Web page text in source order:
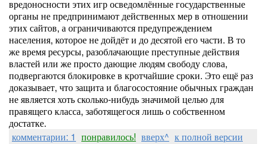
вредоносности этих игр осведомлённые государственные
органы не предпринимают действенных мер в отношении
этих сайтов, а ограничиваются предупреждением
населения, которое не дойдёт и до десятой его части. В то
же время ресурсы, разоблачающие преступные действия
властей или же просто дающие людям свободу слова,
подвергаются блокировке в кротчайшие сроки. Это ещё раз
доказывает, что защита и благосостояние обычных граждан
не является хоть сколько-нибудь значимой целью для
правящего класса, заботящегося лишь о собственном
достатке.
комментарии: 1 понравилось! вверх^ к полной версии